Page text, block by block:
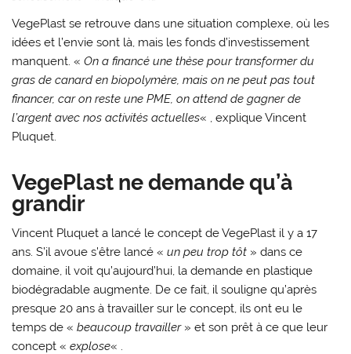
VegePlast se retrouve dans une situation complexe, où les
idées et l’envie sont là, mais les fonds d’investissement
manquent. «On a financé une thèse pour transformer du
gras de canard en biopolymère, mais on ne peut pas tout
financer, car on reste une PME, on attend de gagner de
l’argent avec nos activités actuelles« , explique Vincent
Pluquet.
VegePlast ne demande qu’à
grandir
Vincent Pluquet a lancé le concept de VegePlast il y a 17
ans. S’il avoue s’être lancé «un peu trop tôt » dans ce
domaine, il voit qu’aujourd’hui, la demande en plastique
biodégradable augmente. De ce fait, il souligne qu’après
presque 20 ans à travailler sur le concept, ils ont eu le
temps de «beaucoup travailler» et son prêt à ce que leur
concept «explose« .